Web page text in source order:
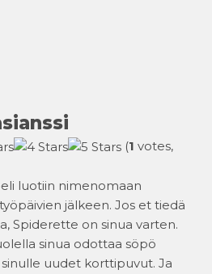
(1 votes,
luotiin nimenomaan
jälkeen. Jos et tiedä
Spiderette on sinua varten.
sinua odottaa söpö
sinulle uudet korttipuvut. Ja